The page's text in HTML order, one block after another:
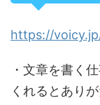
https://
・文章を書く
くれるとあり